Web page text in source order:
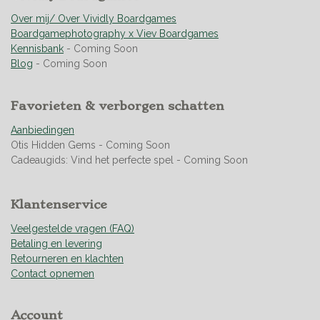
g
:
4
.
9
3
5
4
6
9
9
1
s
t
r
e
n
r
e
n
r
e
n
r
e
n
Over mij/ Over Vividly Boardgames
Boardgamephotography x Viev Boardgames
Kennisbank - Coming Soon
Blog - Coming Soon
Favorieten & verborgen schatten
Aanbiedingen
Otis Hidden Gems - Coming Soon
Cadeaugids: Vind het perfecte spel - Coming Soon
Klantenservice
Veelgestelde vragen (FAQ)
Betaling en levering
Retourneren en klachten
Contact opnemen
Account